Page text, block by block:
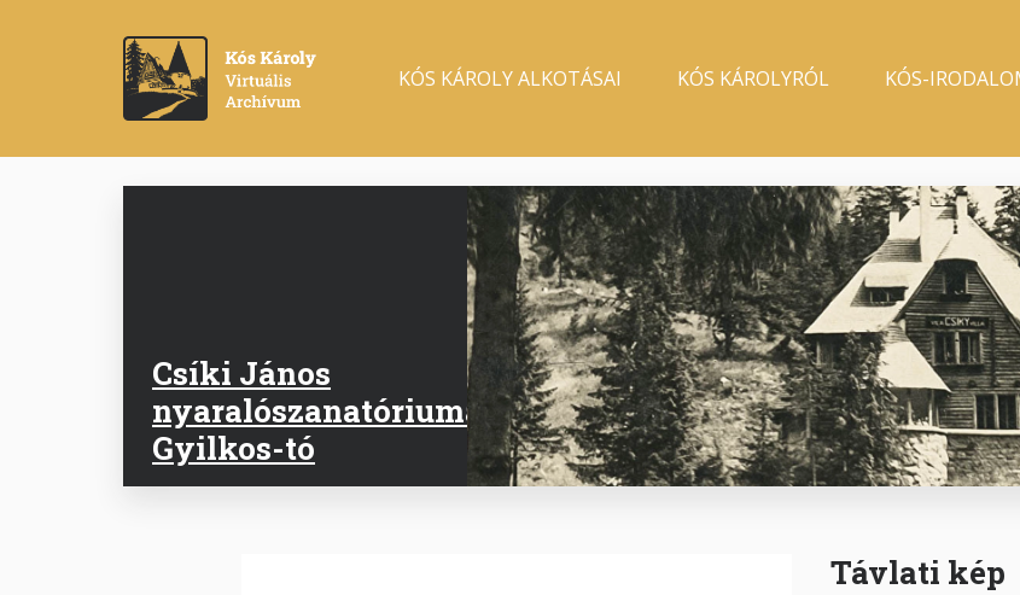
MainKÓS KÁROLY ALKOTÁSAI KÓS KÁROLYRÓL KÓS-
Csíki János
nyaralószanatóriuma,
Gyilkos-tó
Távlati kép